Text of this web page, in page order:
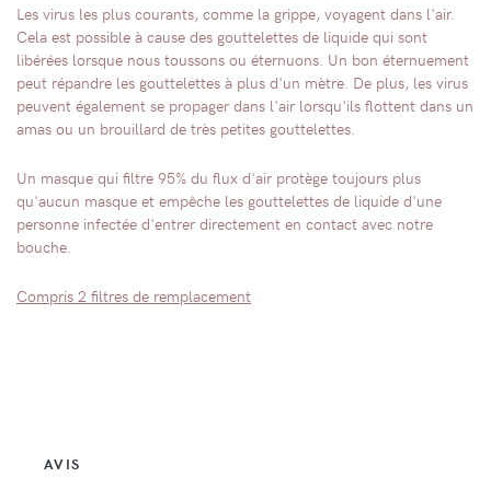
Les virus les plus courants, comme la grippe, voyagent dans l'air.
Cela est possible à cause des gouttelettes de liquide qui sont
libérées lorsque nous toussons ou éternuons. Un bon éternuement
peut répandre les gouttelettes à plus d'un mètre. De plus, les virus
peuvent également se propager dans l'air lorsqu'ils flottent dans un
amas ou un brouillard de très petites gouttelettes.
Un masque qui filtre 95% du flux d'air protège toujours plus
qu'aucun masque et empêche les gouttelettes de liquide d'une
personne infectée d'entrer directement en contact avec notre
bouche.
Compris 2 filtres de remplacement
AVIS